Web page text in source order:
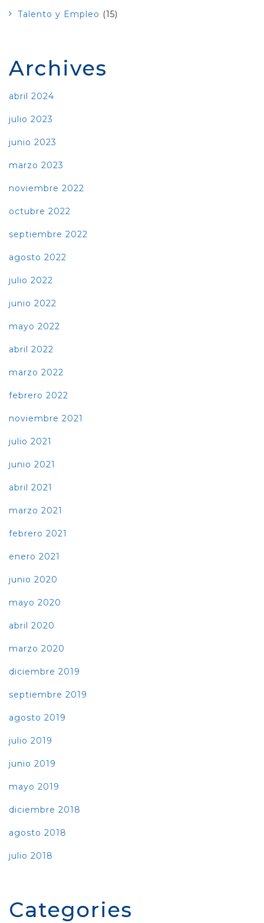
Talento y Empleo (15)
Archives
abril 2024
julio 2023
junio 2023
marzo 2023
noviembre 2022
octubre 2022
septiembre 2022
agosto 2022
julio 2022
junio 2022
mayo 2022
abril 2022
marzo 2022
febrero 2022
noviembre 2021
julio 2021
junio 2021
abril 2021
marzo 2021
febrero 2021
enero 2021
junio 2020
mayo 2020
abril 2020
marzo 2020
diciembre 2019
septiembre 2019
agosto 2019
julio 2019
junio 2019
mayo 2019
diciembre 2018
agosto 2018
julio 2018
Categories